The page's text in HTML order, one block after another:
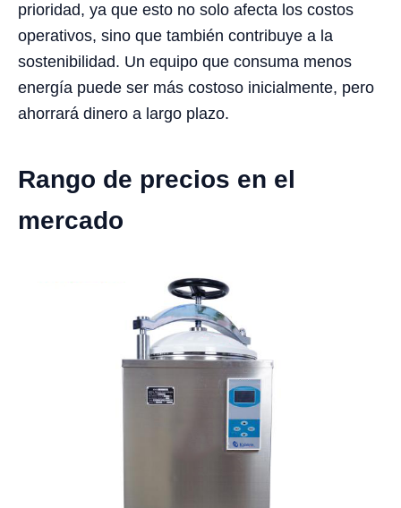
prioridad, ya que esto no solo afecta los costos
operativos, sino que también contribuye a la
sostenibilidad. Un equipo que consuma menos
energía puede ser más costoso inicialmente, pero
ahorrará dinero a largo plazo.
Rango de precios en el
mercado